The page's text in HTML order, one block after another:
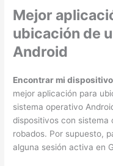
Mejor
ubicación de
Android
Encontrar mi
mejor aplicación para
sistema operativo
dispositivos con sistema
robados. Por supuesto,
alguna sesión activa en